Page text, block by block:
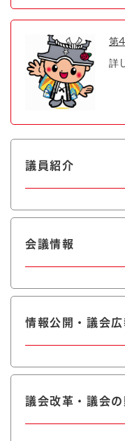
第
詳
議員紹介
会議情報
情報公開・議会広
議会改革・議会の